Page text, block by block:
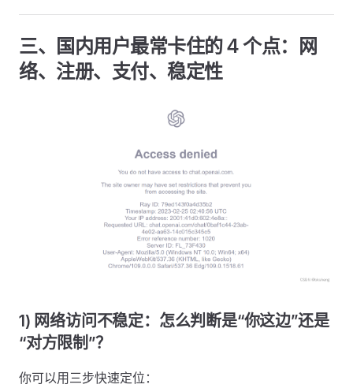
三、国内用户最常卡住的 4 个点：网
络、注册、支付、稳定性
1) 网络访问不稳定：怎么判断是“你这边”还是
“对方限制”？
你可以用三步快速定位：